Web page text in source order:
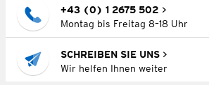
+43 (0) 1 2675 502
Montag bis Freitag 8–18 Uhr
SCHREIBEN SIE UNS
Wir helfen Ihnen weiter